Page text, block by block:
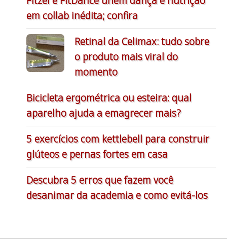
em collab inédita; confira
Retinal da Celimax: tudo sobre
o produto mais viral do
momento
Bicicleta ergométrica ou esteira: qual
aparelho ajuda a emagrecer mais?
5 exercícios com kettlebell para construir
glúteos e pernas fortes em casa
Descubra 5 erros que fazem você
desanimar da academia e como evitá-los